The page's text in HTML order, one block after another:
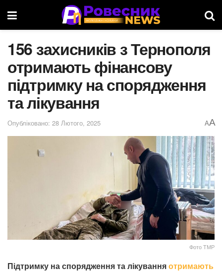
156 захисників з Тернополя
отримають фінансову
підтримку на спорядження
та лікування
Опубліковано: 28 Лютого, 2025 AA
Фото ТМР
Підтримку на спорядження та лікуванняотримають